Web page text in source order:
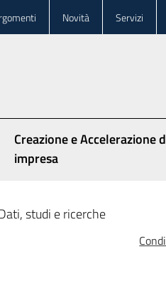
Novità Servizi
Creazione e Accelerazione
impresa
studi e ricerche